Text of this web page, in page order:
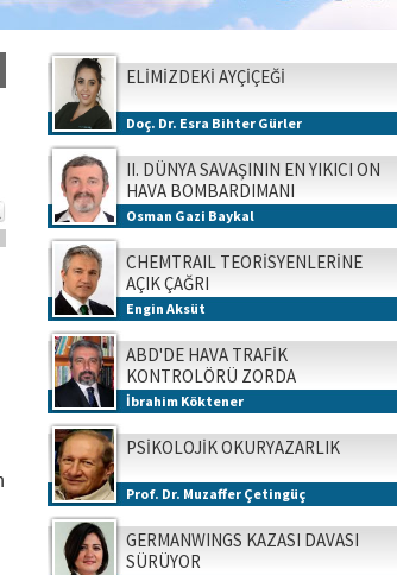
ELİMİZDEKİ AYÇİÇEĞİ
Doç. Dr. Esra Bihter Gürler
II. DÜNYA SAVAŞININ EN YIKICI ON
HAVA BOMBARDIMANI
Osman Gazi Baykal
CHEMTRAIL TEORİSYENLERİNE
AÇIK ÇAĞRI
Engin Aksüt
ABD'DE HAVA TRAFİK
KONTROLÖRÜ ZORDA
İbrahim Köktener
PSİKOLOJİK OKURYAZARLIK
Prof. Dr. Muzaffer Çetingüç
GERMANWINGS KAZASI DAVASI
SÜRÜYOR